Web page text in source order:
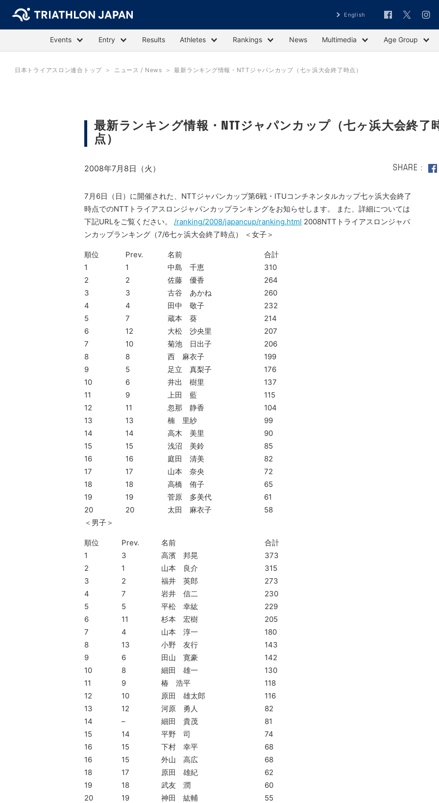
English
Events Entry Results Athletes Rankings News Multimedia Age Group
日本トライアスロン連合トップ ニュース / News 最新ランキング情報・NTTジャパンカップ（七ヶ浜大会終了時点）
最新ランキング情報・NTTジャパンカップ（七ヶ浜大会終了
点）
2008年7月8日（火） SHARE
7月6日（日）に開催された、NTTジャパンカップ第6戦・ITUコンチネンタルカップ七ヶ浜大会終了
時点でのNTTトライアスロンジャパンカップランキングをお知らせします。 また、詳細については
下記URLをご覧ください。 /ranking/2008/japancup/ranking.html 2008NTTトライアスロンジャパ
ンカップランキング（7/6七ヶ浜大会終了時点） ＜女子＞
順位 Prev. 名前
合計
1
1 中島 千恵
310
2
2 佐藤 優香
264
3
3 古谷 あかね
260
4
4 田中 敬子
232
5
7 蔵本 葵
214
6
12 大松 沙央里
207
7
10 菊池 日出子
206
8
8 西 麻衣子
199
9
5 足立 真梨子
176
10
6 井出 樹里
137
11
9 上田 藍
115
12
11 忽那 静香
104
13
13 楠 里紗
99
14
14 高木 美里
90
15
15 浅沼 美鈴
85
16
16 庭田 清美
82
17
17 山本 奈央
72
18
18 高橋 侑子
65
19
19 菅原 多美代
61
20
20 太田 麻衣子
58
＜男子＞
順位 Prev. 名前
合計
1
3 高濱 邦晃
373
2
1 山本 良介
315
3
2 福井 英郎
273
4
7 岩井 信二
230
5
5 平松 幸紘
229
6
11 杉本 宏樹
205
7
4 山本 淳一
180
8
13 小野 友行
143
9
6 田山 寛豪
142
10
8 細田 雄一
130
11
9 椿 浩平
118
12
10 原田 雄太郎
116
13
12 河原 勇人
82
14
– 細田 貴茂
81
15
14 平野 司
74
16
15 下村 幸平
68
16
15 外山 高広
68
18
17 原田 雄紀
62
19
18 武友 潤
60
20
19 神田 紘輔 55